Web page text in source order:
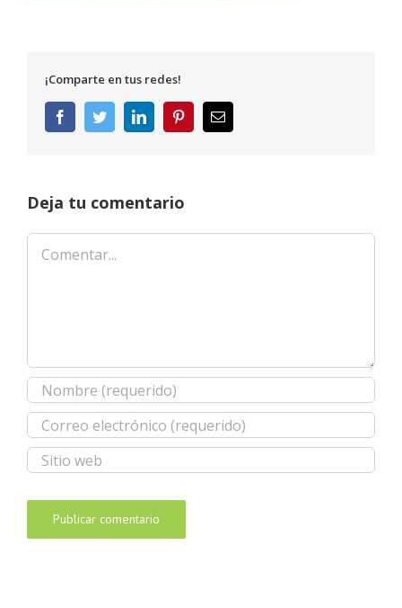
¡Comparte en tus redes!
FacebookTwitterLinkedInPinterestCorreo
electrónico
Deja tu comentario
Comentar